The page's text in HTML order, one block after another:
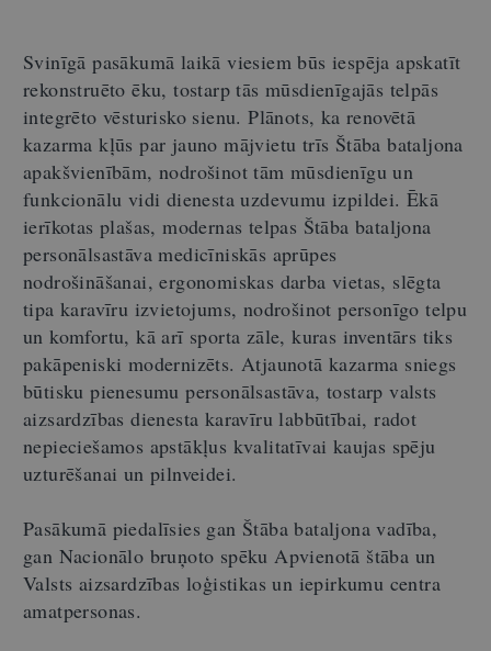
Svinīgā pasākumā laikā viesiem būs iespēja apskatīt
rekonstruēto ēku, tostarp tās mūsdienīgajās telpās
integrēto vēsturisko sienu. Plānots, ka renovētā
kazarma kļūs par jauno mājvietu trīs Štāba bataljona
apakšvienībām, nodrošinot tām mūsdienīgu un
funkcionālu vidi dienesta uzdevumu izpildei. Ēkā
ierīkotas plašas, modernas telpas Štāba bataljona
personālsastāva medicīniskās aprūpes
nodrošināšanai, ergonomiskas darba vietas, slēgta
tipa karavīru izvietojums, nodrošinot personīgo telpu
un komfortu, kā arī sporta zāle, kuras inventārs tiks
pakāpeniski modernizēts. Atjaunotā kazarma sniegs
būtisku pienesumu personālsastāva, tostarp valsts
aizsardzības dienesta karavīru labbūtībai, radot
nepieciešamos apstākļus kvalitatīvai kaujas spēju
uzturēšanai un pilnveidei.
Pasākumā piedalīsies gan Štāba bataljona vadība,
gan Nacionālo bruņoto spēku Apvienotā štāba un
Valsts aizsardzības loģistikas un iepirkumu centra
amatpersonas.